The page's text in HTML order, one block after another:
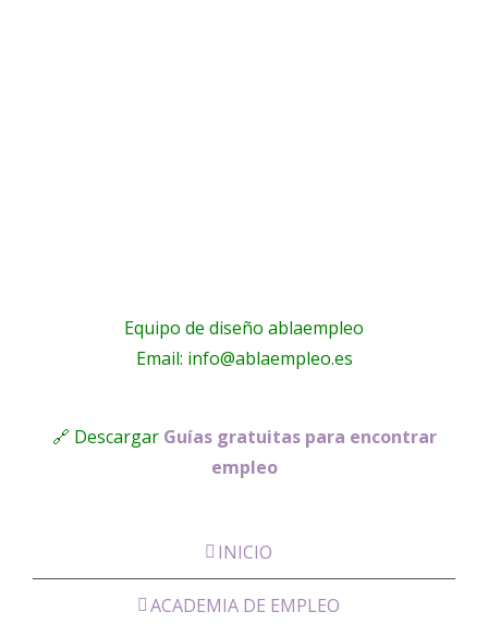
Equipo de diseño ablaempleo
Email: info@ablaempleo.es
🔗 Descargar Guías gratuitas para encontrar
empleo
INICIO
ACADEMIA DE EMPLEO